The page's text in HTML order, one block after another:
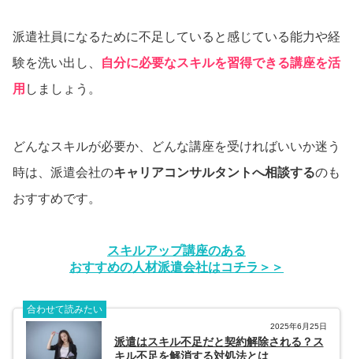
派遣社員になるために不足していると感じている能力や経
験を洗い出し、
自分に必要なスキルを習得できる講座を活
用 しましょう。
どんなスキルが必要か、どんな講座を受ければいいか迷う
時は、派遣会社のキャリアコンサルタントへ相談するのも
おすすめです。
スキルアップ講座のある
おすすめの人材派遣会社はコチラ＞＞
合わせて読みたい
2025年6月25日
派遣はスキル不足だと契約解除される？ス
キル不足を解消する対処法とは